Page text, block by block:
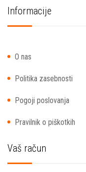
Informacije
O nas
Politika zasebnosti
Pogoji poslovanja
Pravilnik o piškotkih
Vaš račun